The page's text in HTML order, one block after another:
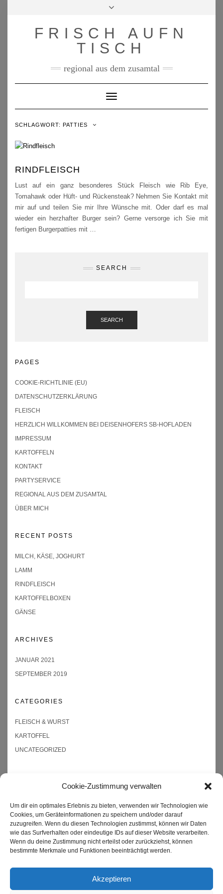
Cookie-Zustimmung verwalten
Um dir ein optimales Erlebnis zu bieten, verwenden wir Technologien wie
Cookies, um Geräteinformationen zu speichern und/oder darauf
zuzugreifen. Wenn du diesen Technologien zustimmst, können wir Daten
wie das Surfverhalten oder eindeutige IDs auf dieser Website verarbeiten.
Wenn du deine Zustimmung nicht erteilst oder zurückziehst, können
bestimmte Merkmale und Funktionen beeinträchtigt werden.
Akzeptieren
FRISCH AUFN
TISCH
regional aus dem zusamtal
Toggle Navigation
SCHLAGWORT: PATTIES
RINDFLEISCH
Lust auf ein ganz besonderes Stück Fleisch wie Rib Eye,
Tomahawk oder Hüft- und Rückensteak? Nehmen Sie Kontakt mit
mir auf und teilen Sie mir Ihre Wünsche mit. Oder darf es mal
wieder ein herzhafter Burger sein? Gerne versorge ich Sie mit
fertigen Burgerpatties mit …
SEARCH
SEARCH
PAGES
COOKIE-RICHTLINIE (EU)
DATENSCHUTZERKLÄRUNG
FLEISCH
HERZLICH WILLKOMMEN BEI DEISENHOFERS SB-HOFLADEN
IMPRESSUM
KARTOFFELN
KONTAKT
PARTYSERVICE
REGIONAL AUS DEM ZUSAMTAL
ÜBER MICH
RECENT POSTS
MILCH, KÄSE, JOGHURT
LAMM
RINDFLEISCH
KARTOFFELBOXEN
GÄNSE
ARCHIVES
JANUAR 2021
SEPTEMBER 2019
CATEGORIES
FLEISCH & WURST
KARTOFFEL
UNCATEGORIZED
Impressum
Datenschutzerklärung
Kontakt